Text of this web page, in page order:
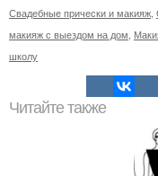
Свадебные прически и макияж
макияж с выездом на дом
школу
Читайте также